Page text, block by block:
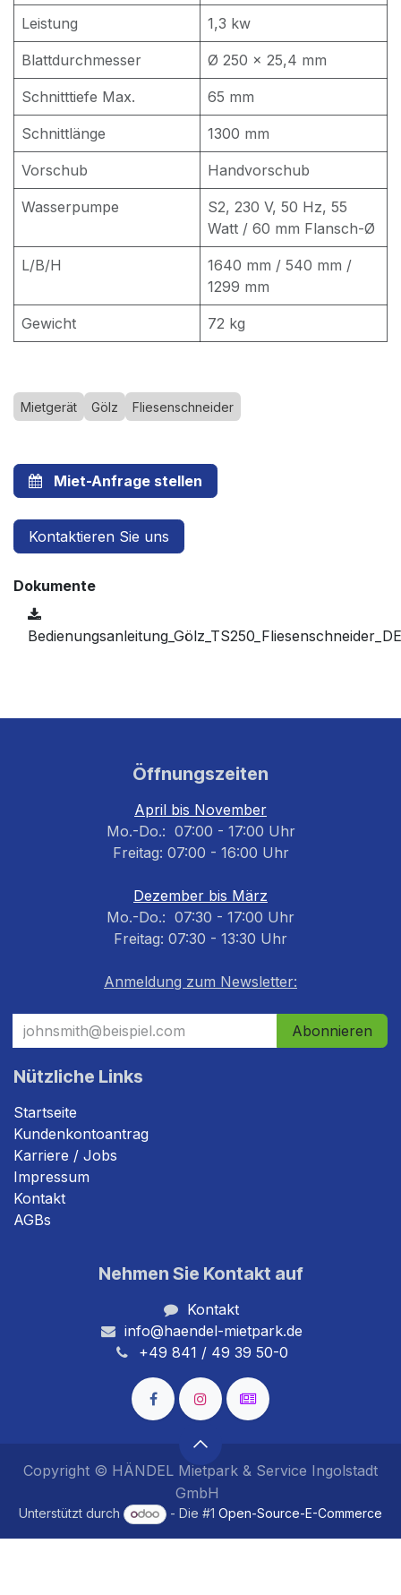
Leistung 1,3 kw
Blattdurchmesser Ø 250 x 25,4 mm
Schnitttiefe Max. 65 mm
Schnittlänge 1300 mm
Vorschub Handvorschub
Wasserpumpe
S2, 230 V, 50 Hz, 55
Watt / 60 mm Flansch-Ø
L/B/H
1640 mm / 540 mm /
1299 mm
Gewicht 72 kg
Mietgerät Gölz Fliesenschneider
Miet-Anfrage stellen
Kontaktieren Sie uns
Dokumente
Öffnungszeiten
April bis November
Mo.-Do.: 07:00 - 17:00 Uhr
Freitag: 07:00 - 16:00 Uhr
Dezember bis März
Mo.-Do.: 07:30 - 17:00 Uhr
Freitag: 07:30 - 13:30 Uhr
Anmeldung zum Newsletter:
Abonnieren
Nützliche Links
Startseite
Kundenkontoantrag
Karriere / Jobs
Impressum
Kontakt
AGBs
Nehmen Sie Kontakt auf
Kontakt
info@haendel-mietpark.de
+49 841 / 49 39 50-0
Copyright © HÄNDEL Mietpark & Service Ingolstadt
GmbH
Unterstützt durch - Die #1Open-Source-E-Commerce